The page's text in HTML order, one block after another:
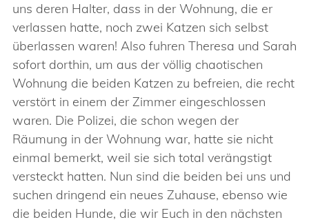
uns deren Halter, dass in der Wohnung, die er
verlassen hatte, noch zwei Katzen sich selbst
überlassen waren! Also fuhren Theresa und Sarah
sofort dorthin, um aus der völlig chaotischen
Wohnung die beiden Katzen zu befreien, die recht
verstört in einem der Zimmer eingeschlossen
waren. Die Polizei, die schon wegen der
Räumung in der Wohnung war, hatte sie nicht
einmal bemerkt, weil sie sich total verängstigt
versteckt hatten. Nun sind die beiden bei uns und
suchen dringend ein neues Zuhause, ebenso wie
die beiden Hunde, die wir Euch in den nächsten